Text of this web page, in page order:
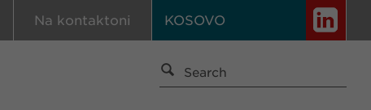
KOSOVO
Na kontaktoni